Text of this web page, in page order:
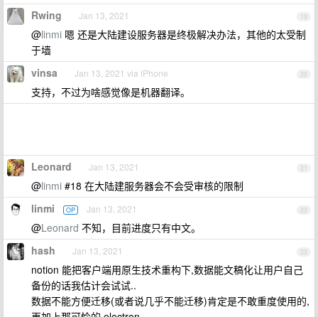
19
Rwing Jan 13, 2021
@linmi 嗯 还是大陆建设服务器是终极解决办法，其他的太受制
于墙
20
vinsa Jan 13, 2021 via iPhone
支持，不过为啥感觉像是机器翻译。
21
Leonard Jan 13, 2021
@linmi #18 在大陆建服务器会不会受审核的限制
22
linmi OP Jan 13, 2021
@Leonard 不知，目前进度只有中文。
23
hash Jan 13, 2021
notion 能把客户端用原生技术重构下,数据能文稿化让用户自己
备份的话我估计会试试..
数据不能方便迁移(或者说几乎不能迁移)肯定是不敢重度使用的,